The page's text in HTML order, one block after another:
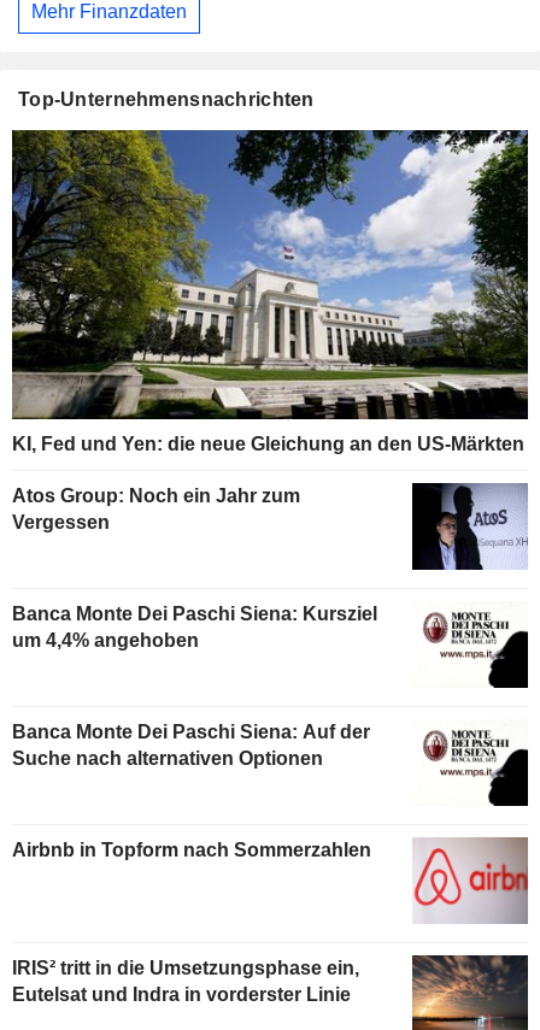
Mehr Finanzdaten
Top-Unternehmensnachrichten
KI, Fed und Yen: die neue Gleichung an den US-Märkten
Atos Group: Noch ein Jahr zum
Vergessen
Banca Monte Dei Paschi Siena: Kursziel
um 4,4% angehoben
Banca Monte Dei Paschi Siena: Auf der
Suche nach alternativen Optionen
Airbnb in Topform nach Sommerzahlen
IRIS² tritt in die Umsetzungsphase ein,
Eutelsat und Indra in vorderster Linie